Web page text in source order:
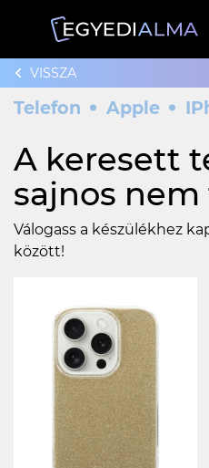
VISSZA
Telefon Apple
A keresett
sajnos
Válogass a készülékhez
között!